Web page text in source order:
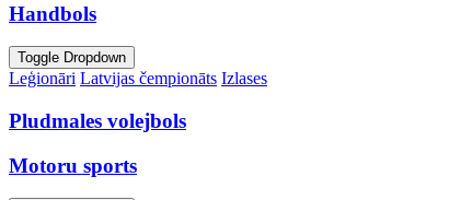
Handbols
Toggle Dropdown
Leģionāri Latvijas čempionāts Izlases
Pludmales volejbols
Motoru sports